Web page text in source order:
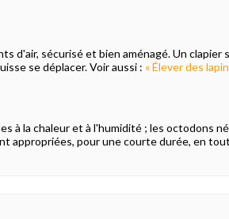
d'air, sécurisé et bien aménagé. Un
se déplacer. Voir aussi : « Élever des
à la chaleur et à l'humidité ; les octodons
appropriées, pour une courte durée, en